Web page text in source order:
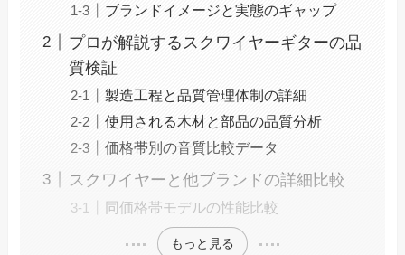
ブランドイメージと実態のギャップ
プロが解説するスクワイヤーギターの品
質検証
製造工程と品質管理体制の詳細
使用される木材と部品の品質分析
価格帯別の音質比較データ
スクワイヤーと他ブランドの詳細比較
同価格帯モデルの性能比較
もっと見る